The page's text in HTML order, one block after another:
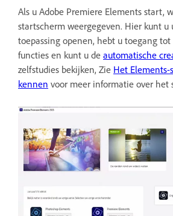
Als u Adobe Premiere Elements start,
startscherm weergegeven. Hier kunt u
toepassing openen, hebt u toegang
functies en kunt u de automatische
zelfstudies bekijken, Zie Het
kennen voor meer informatie over het